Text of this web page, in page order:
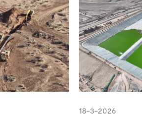
18-3-2026